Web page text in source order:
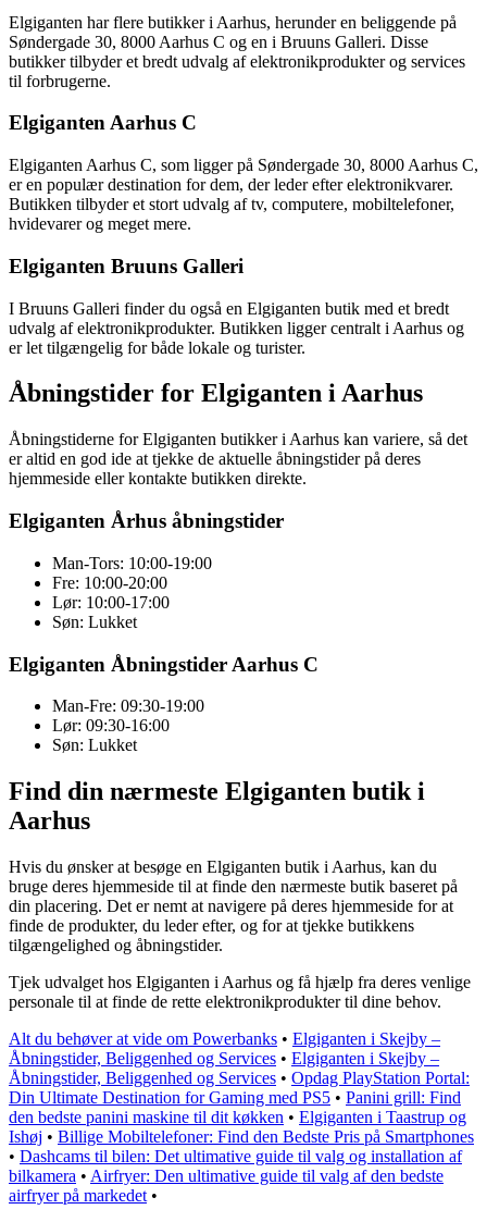
Elgiganten har flere butikker i Aarhus, herunder en beliggende på
Søndergade 30, 8000 Aarhus C og en i Bruuns Galleri. Disse
butikker tilbyder et bredt udvalg af elektronikprodukter og services
til forbrugerne.
Elgiganten Aarhus C
Elgiganten Aarhus C, som ligger på Søndergade 30, 8000 Aarhus C,
er en populær destination for dem, der leder efter elektronikvarer.
Butikken tilbyder et stort udvalg af tv, computere, mobiltelefoner,
hvidevarer og meget mere.
Elgiganten Bruuns Galleri
I Bruuns Galleri finder du også en Elgiganten butik med et bredt
udvalg af elektronikprodukter. Butikken ligger centralt i Aarhus og
er let tilgængelig for både lokale og turister.
Åbningstider for Elgiganten i Aarhus
Åbningstiderne for Elgiganten butikker i Aarhus kan variere, så det
er altid en god ide at tjekke de aktuelle åbningstider på deres
hjemmeside eller kontakte butikken direkte.
Elgiganten Århus åbningstider
Man-Tors: 10:00-19:00
Fre: 10:00-20:00
Lør: 10:00-17:00
Søn: Lukket
Elgiganten Åbningstider Aarhus C
Man-Fre: 09:30-19:00
Lør: 09:30-16:00
Søn: Lukket
Find din nærmeste Elgiganten butik i
Aarhus
Hvis du ønsker at besøge en Elgiganten butik i Aarhus, kan du
bruge deres hjemmeside til at finde den nærmeste butik baseret på
din placering. Det er nemt at navigere på deres hjemmeside for at
finde de produkter, du leder efter, og for at tjekke butikkens
tilgængelighed og åbningstider.
Tjek udvalget hos Elgiganten i Aarhus og få hjælp fra deres venlige
personale til at finde de rette elektronikprodukter til dine behov.
Alt du behøver at vide om Powerbanks • Elgiganten i Skejby –
Åbningstider, Beliggenhed og Services • Elgiganten i Skejby –
Åbningstider, Beliggenhed og Services • Opdag PlayStation Portal:
Din Ultimate Destination for Gaming med PS5 • Panini grill: Find
den bedste panini maskine til dit køkken • Elgiganten i Taastrup og
Ishøj • Billige Mobiltelefoner: Find den Bedste Pris på Smartphones
• Dashcams til bilen: Det ultimative guide til valg og installation af
bilkamera • Airfryer: Den ultimative guide til valg af den bedste
airfryer på markedet •